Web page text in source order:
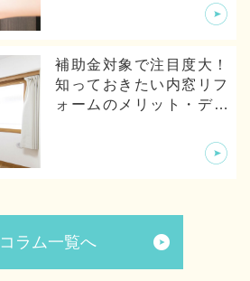
補助金対象で注目度大！
知っておきたい内窓リフ
ォームのメリット・デメ
コラム一覧へ